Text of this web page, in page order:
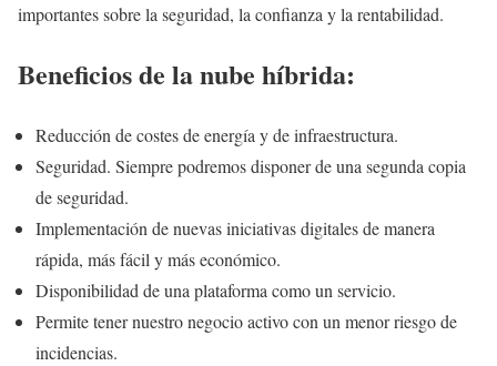
importantes sobre la seguridad, la confianza y la rentabilidad.
Beneficios de la nube híbrida:
Reducción de costes de energía y de infraestructura.
Seguridad. Siempre podremos disponer de una segunda copia
de seguridad.
Implementación de nuevas iniciativas digitales de manera
rápida, más fácil y más económico.
Disponibilidad de una plataforma como un servicio.
Permite tener nuestro negocio activo con un menor riesgo de
incidencias.